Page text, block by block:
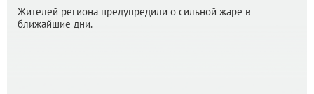
Жителей региона предупредили о сильной жаре в
ближайшие дни.